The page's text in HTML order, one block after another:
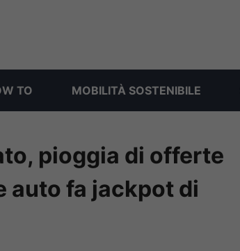
TO MOBILITÀ SOSTENIBILE
pioggia di offerte
auto fa jackpot di